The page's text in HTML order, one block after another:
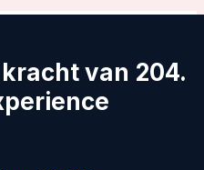
van 204.